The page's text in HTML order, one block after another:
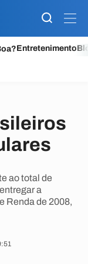
Entretenimento
ao total de
a
Renda de 2008,